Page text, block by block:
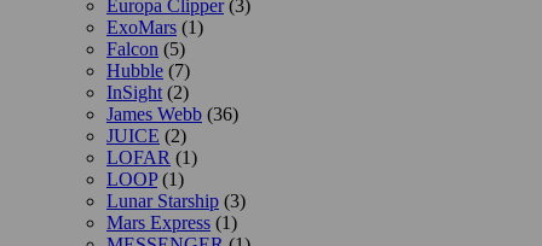
Europa Clipper(3)
ExoMars (1)
Falcon (5)
Hubble (7)
InSight (2)
James Webb (36)
JUICE (2)
LOFAR (1)
LOOP(1)
Lunar Starship (3)
Mars Express (1)